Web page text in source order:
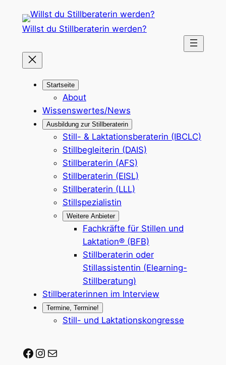
Inhalt
Willst du Stillberaterin werden?
Startseite
About
Wissenswertes/News
Ausbildung zur Stillberaterin
Still- & Laktationsberaterin (IBCLC)
Stillbegleiterin (DAIS)
Stillberaterin (AFS)
Stillberaterin (EISL)
Stillberaterin (LLL)
Stillspezialistin
Weitere Anbieter
Fachkräfte für Stillen und
Laktation® (BFB)
Stillberaterin oder
Stillassistentin (Elearning-
Stillberatung)
Stillberaterinnen im Interview
Termine, Termine!
Still- und Laktationskongresse
Stillberaterin-werden auf Facebook
Stillberaterin-werden auf Instagram
Mail-Adresse